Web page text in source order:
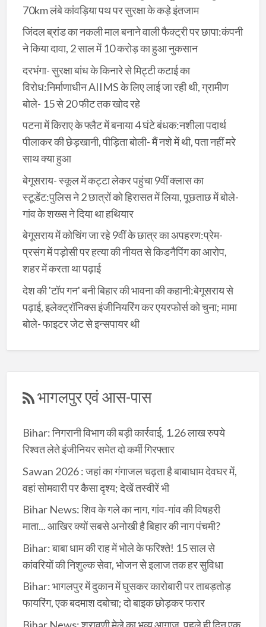
70km लंबे कांवड़िया पथ पर सुरक्षा के कड़े इंतजाम
जिंदल ब्रांड का नकली माल बनाने वाली फैक्ट्री पर छापा:कंपनी
ने किया दावा, 2 साल में 10 करोड़ का हुआ नुकसान
दरभंगा- सुरक्षा बांध के किनारे से मिट्टी कटाई का
विरोध:निर्माणाधीन AIIMS के लिए लाई जा रही थी, ग्रामीण
बोले- 15 से 20 फीट तक खोद रहे
पटना में किराए के फ्लैट में बनाया 4 घंटे बंधक:नशीला पदार्थ
पीलाकर की छेड़खानी, पीड़िता बोली- मैं नशे में थी, पता नहीं मरे
साथ क्या हुआ
बेगूसराय- स्कूल में कट्टा लेकर पहुंचा 9वीं क्लास का
स्टूडेंट:पुलिस ने 2 छात्रों को हिरासत में लिया, पूछताछ में बोले-
गांव के शख्स ने दिया था हथियार
बेगूसराय में कोचिंग जा रहे 9वीं के छात्र का अपहरण:प्रेम-
प्रसंग में पड़ोसी पर हत्या की नीयत से किडनैपिंग का आरोप,
शहर में करता था पढ़ाई
देश की 'टॉप गन' बनी बिहार की भावना की कहानी:बेगूसराय से
पढ़ाई, इलेक्ट्रॉनिक्स इंजीनियरिंग कर एयरफोर्स को चुना; मामा
बोले- फाइटर जेट से इन्सपायर थी
भागलपुर एवं आस-पास
Bihar: निगरानी विभाग की बड़ी कार्रवाई, 1.26 लाख रुपये
रिश्वत लेते इंजीनियर समेत दो कर्मी गिरफ्तार
Sawan 2026 : जहां का गंगाजल चढ़ता है बाबाधाम देवघर में,
वहां सोमवारी पर कैसा दृश्य; देखें तस्वीरें भी
Bihar News: शिव के गले का नाग, गांव-गांव की विषहरी
माता... आखिर क्यों सबसे अनोखी है बिहार की नाग पंचमी?
Bihar: बाबा धाम की राह में भोले के फरिश्ते! 15 साल से
कांवरियों की निशुल्क सेवा, भोजन से इलाज तक हर सुविधा
Bihar: भागलपुर में दुकान में घुसकर कारोबारी पर ताबड़तोड़
फायरिंग, एक बदमाश दबोचा; दो बाइक छोड़कर फरार